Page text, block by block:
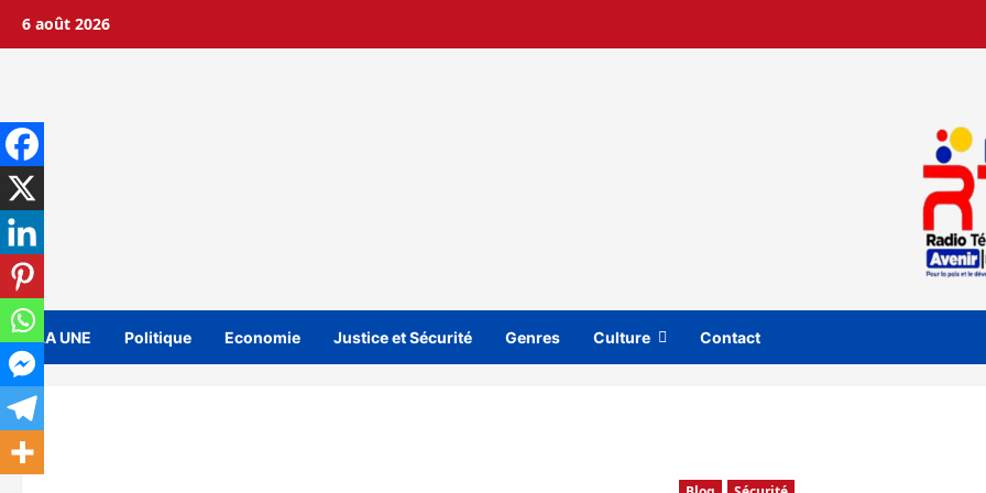
6 août 2026
A LA UNE Politique Economie Justice et Sécurité Genres Culture Contact